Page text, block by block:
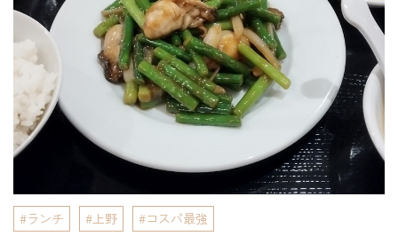
ランチ 上野 コスパ最強